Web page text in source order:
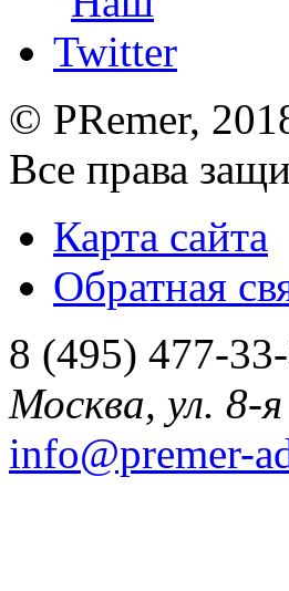
© PRemer,
Все права
Карта сайта
Обратная
8 (495) 477-
Москва, ул. 8-
info@premer-